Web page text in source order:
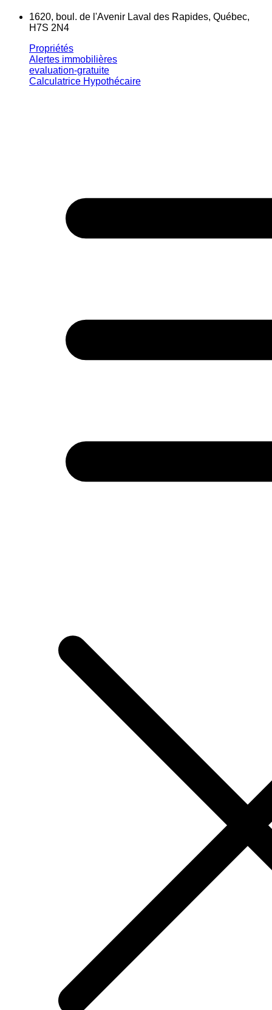
1620, boul. de l'Avenir Laval des Rapides, Québec,
H7S 2N4
Propriétés
Alertes immobilières
evaluation-gratuite
Calculatrice Hypothécaire